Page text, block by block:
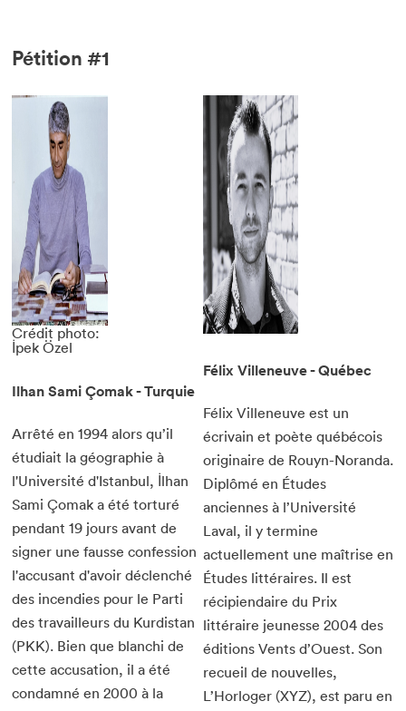
Pétition #1
Crédit photo:
İpek Özel
Ilhan Sami Çomak - Turquie
Arrêté en 1994 alors qu’il
étudiait la géographie à
l'Université d'Istanbul, İlhan
Sami Çomak a été torturé
pendant 19 jours avant de
signer une fausse confession
l'accusant d'avoir déclenché
des incendies pour le Parti
des travailleurs du Kurdistan
(PKK). Bien que blanchi de
cette accusation, il a été
condamné en 2000 à la
Félix Villeneuve - Québec
Félix Villeneuve est un
écrivain et poète québécois
originaire de Rouyn-Noranda.
Diplômé en Études
anciennes à l’Université
Laval, il y termine
actuellement une maîtrise en
Études littéraires. Il est
récipiendaire du Prix
littéraire jeunesse 2004 des
éditions Vents d’Ouest. Son
recueil de nouvelles,
L’Horloger (XYZ), est paru en